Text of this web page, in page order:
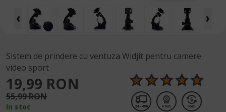
Sistem de prindere cu ventuza Widjit pentru camere
video sport
19,99 RON
55,99 RON
In stoc 24 - 48h 6 luni